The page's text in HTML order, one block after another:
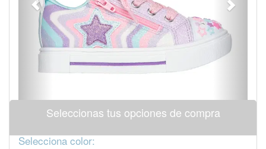
Seleccionas tus opciones de compra
Selecciona color: